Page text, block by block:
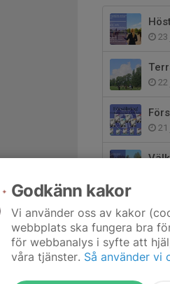
23
22
21
🏗️
5
Godkänn kakor
Vi använder oss av kakor
webbplats ska fungera bra
för webbanalys i syfte att
våra tjänster. Så använder vi